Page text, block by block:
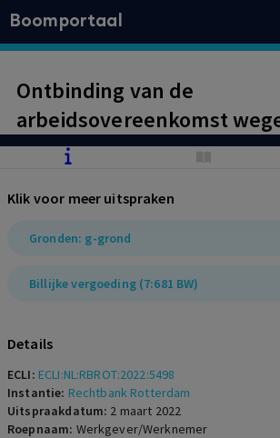
Boomportaal
Ontbinding van de
arbeidsovereenkomst
verstoorde
vergoeding toe omdat
onvoldoende concrete
Klik voor meer uitspraken
Gronden: g-grond
Billijke vergoeding (7:681 BW)
Details
ECLI: ECLI:NL:RBROT:2022:5498
Instantie: Rechtbank Rotterdam
Uitspraakdatum: 2 maart 2022
Roepnaam: Werkgever/Werknemer